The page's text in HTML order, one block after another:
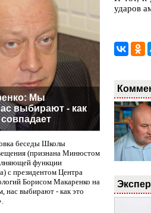
Мы
выбирают - как
беседы Школы
(признана Минюстом
функции
с президентом Центра
Борисом Макаренко на
нас выбирают - как это
ударов